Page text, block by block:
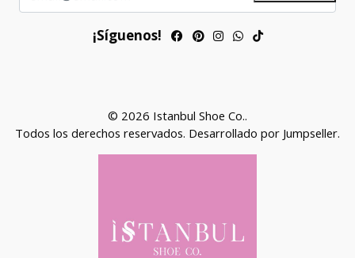
¡Síguenos!
© 2026 Istanbul Shoe Co..
Todos los derechos reservados. Desarrollado por Jumpseller.